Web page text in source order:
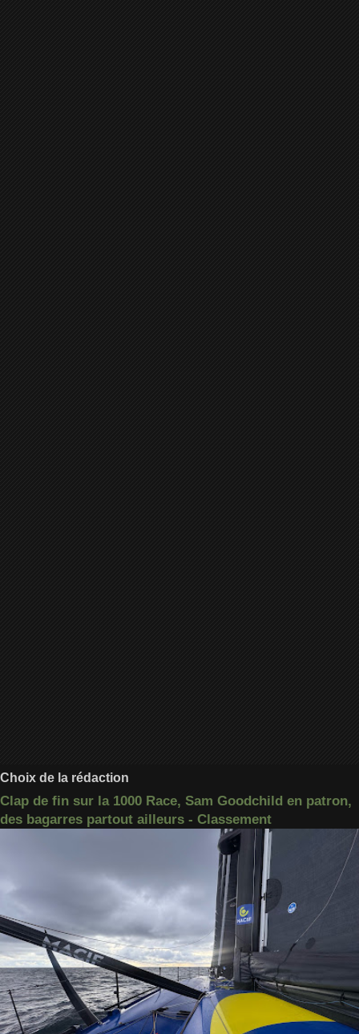
Choix de la rédaction
Clap de fin sur la 1000 Race, Sam Goodchild en patron,
des bagarres partout ailleurs - Classement